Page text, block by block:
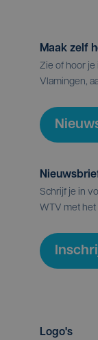
Maak zelf
Zie of hoor je
Vlamingen,
Schrijf je in
WTV met
Logo's